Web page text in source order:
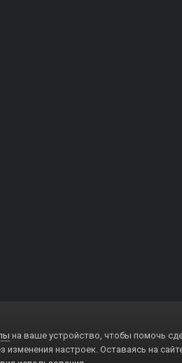
на ваше устройство, чтобы помочь
изменения настроек. Оставаясь на